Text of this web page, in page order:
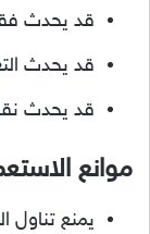
قد يحدث
قد يحدث
قد يحدث
موانع
يمنع تناول